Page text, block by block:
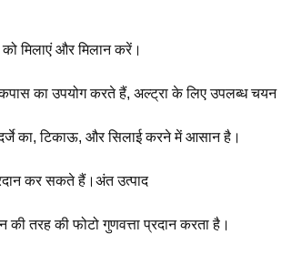
को मिलाएं और मिलान करें।
का उपयोग करते हैं, अल्ट्रा के लिए उपलब्ध चयन
का, टिकाऊ, और सिलाई करने में आसान है।
कर सकते हैं।अंत उत्पाद
की तरह की फोटो गुणवत्ता प्रदान करता है।